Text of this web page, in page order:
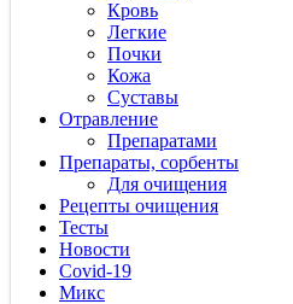
Кровь
Легкие
Почки
Кожа
Суставы
Отравление
Препаратами
Препараты, сорбенты
Для очищения
Рецепты очищения
Тесты
Новости
Covid-19
Микс